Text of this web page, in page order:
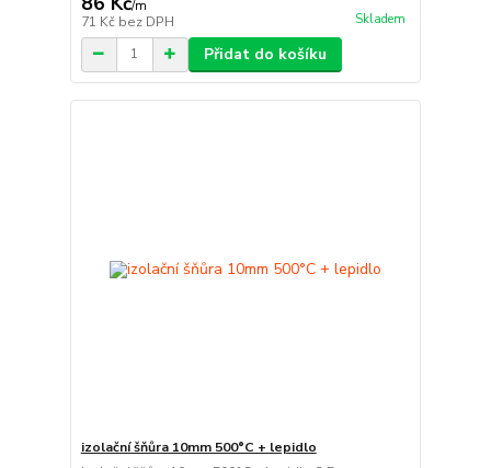
/m
71 Kč bez DPH Skladem
Přidat do košíku
izolační šňůra 10mm 500°C + lepidlo